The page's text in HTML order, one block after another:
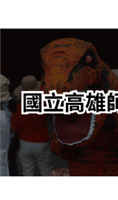
轉
要
內
容